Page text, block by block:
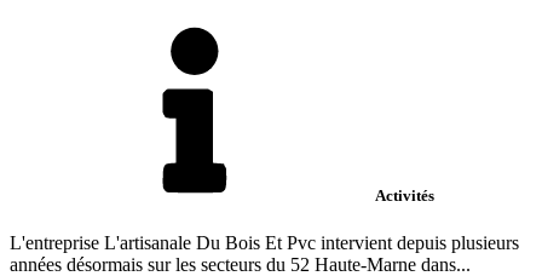
Activités
L'entreprise L'artisanale Du Bois Et Pvc intervient depuis plusieurs
années désormais sur les secteurs du 52 Haute-Marne dans...